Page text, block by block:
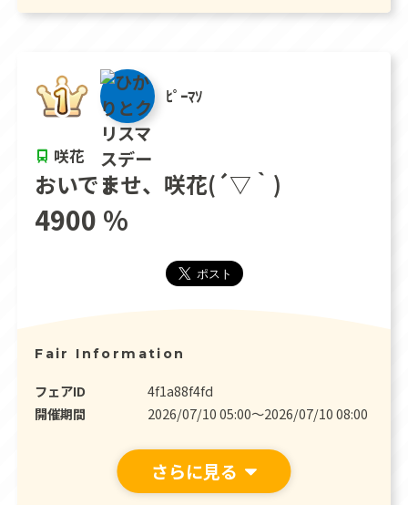
ﾋﾟｰﾏｿ
咲花
おいでませ、咲花(´▽｀)
4900 %
さらに見る
Fair Information
フェアID
4f1a88f4fd
開催期間
2026/07/10 05:00〜2026/07/10 08:00